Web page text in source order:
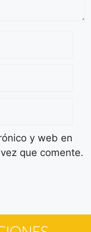
y web en
que comente.